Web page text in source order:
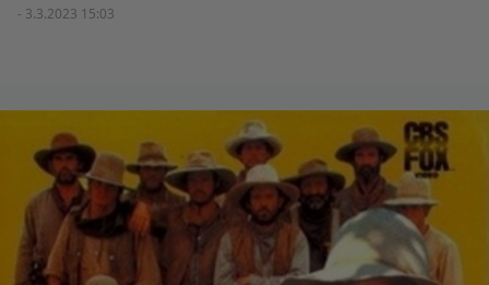
- 3.3.2023 15:03